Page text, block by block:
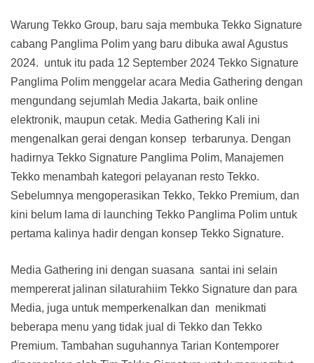
Warung Tekko Group, baru saja membuka Tekko Signature
cabang Panglima Polim yang baru dibuka awal Agustus
2024. untuk itu pada 12 September 2024 Tekko Signature
Panglima Polim menggelar acara Media Gathering dengan
mengundang sejumlah Media Jakarta, baik online
elektronik, maupun cetak. Media Gathering Kali ini
mengenalkan gerai dengan konsep terbarunya. Dengan
hadirnya Tekko Signature Panglima Polim, Manajemen
Tekko menambah kategori pelayanan resto Tekko.
Sebelumnya mengoperasikan Tekko, Tekko Premium, dan
kini belum lama di launching Tekko Panglima Polim untuk
pertama kalinya hadir dengan konsep Tekko Signature.
Media Gathering ini dengan suasana santai ini selain
mempererat jalinan silaturahiim Tekko Signature dan para
Media, juga untuk memperkenalkan dan menikmati
beberapa menu yang tidak jual di Tekko dan Tekko
Premium. Tambahan suguhannya Tarian Kontemporer